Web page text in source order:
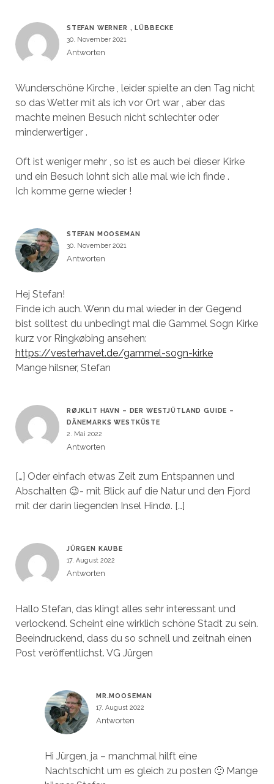
STEFAN WERNER , LÜBBECKE
30. November 2021
Antworten
Wunderschöne Kirche , leider spielte an den Tag nicht
so das Wetter mit als ich vor Ort war , aber das
machte meinen Besuch nicht schlechter oder
minderwertiger .
Oft ist weniger mehr , so ist es auch bei dieser Kirke
und ein Besuch lohnt sich alle mal wie ich finde .
Ich komme gerne wieder !
STEFAN MOOSEMAN
30. November 2021
Antworten
Hej Stefan!
Finde ich auch. Wenn du mal wieder in der Gegend
bist solltest du unbedingt mal die Gammel Sogn Kirke
kurz vor Ringkøbing ansehen:
https://vesterhavet.de/gammel-sogn-kirke
Mange hilsner, Stefan
RØJKLIT HAVN – DER WESTJÜTLAND GUIDE –
DÄNEMARKS WESTKÜSTE
2. Mai 2022
Antworten
[…] Oder einfach etwas Zeit zum Entspannen und
Abschalten 😉- mit Blick auf die Natur und den Fjord
mit der darin liegenden Insel Hindø. […]
JÜRGEN KAUBE
17. August 2022
Antworten
Hallo Stefan, das klingt alles sehr interessant und
verlockend. Scheint eine wirklich schöne Stadt zu sein.
Beeindruckend, dass du so schnell und zeitnah einen
Post veröffentlichst. VG Jürgen
MR.MOOSEMAN
17. August 2022
Antworten
Hi Jürgen, ja – manchmal hilft eine
Nachtschicht um es gleich zu posten 🙂 Mange